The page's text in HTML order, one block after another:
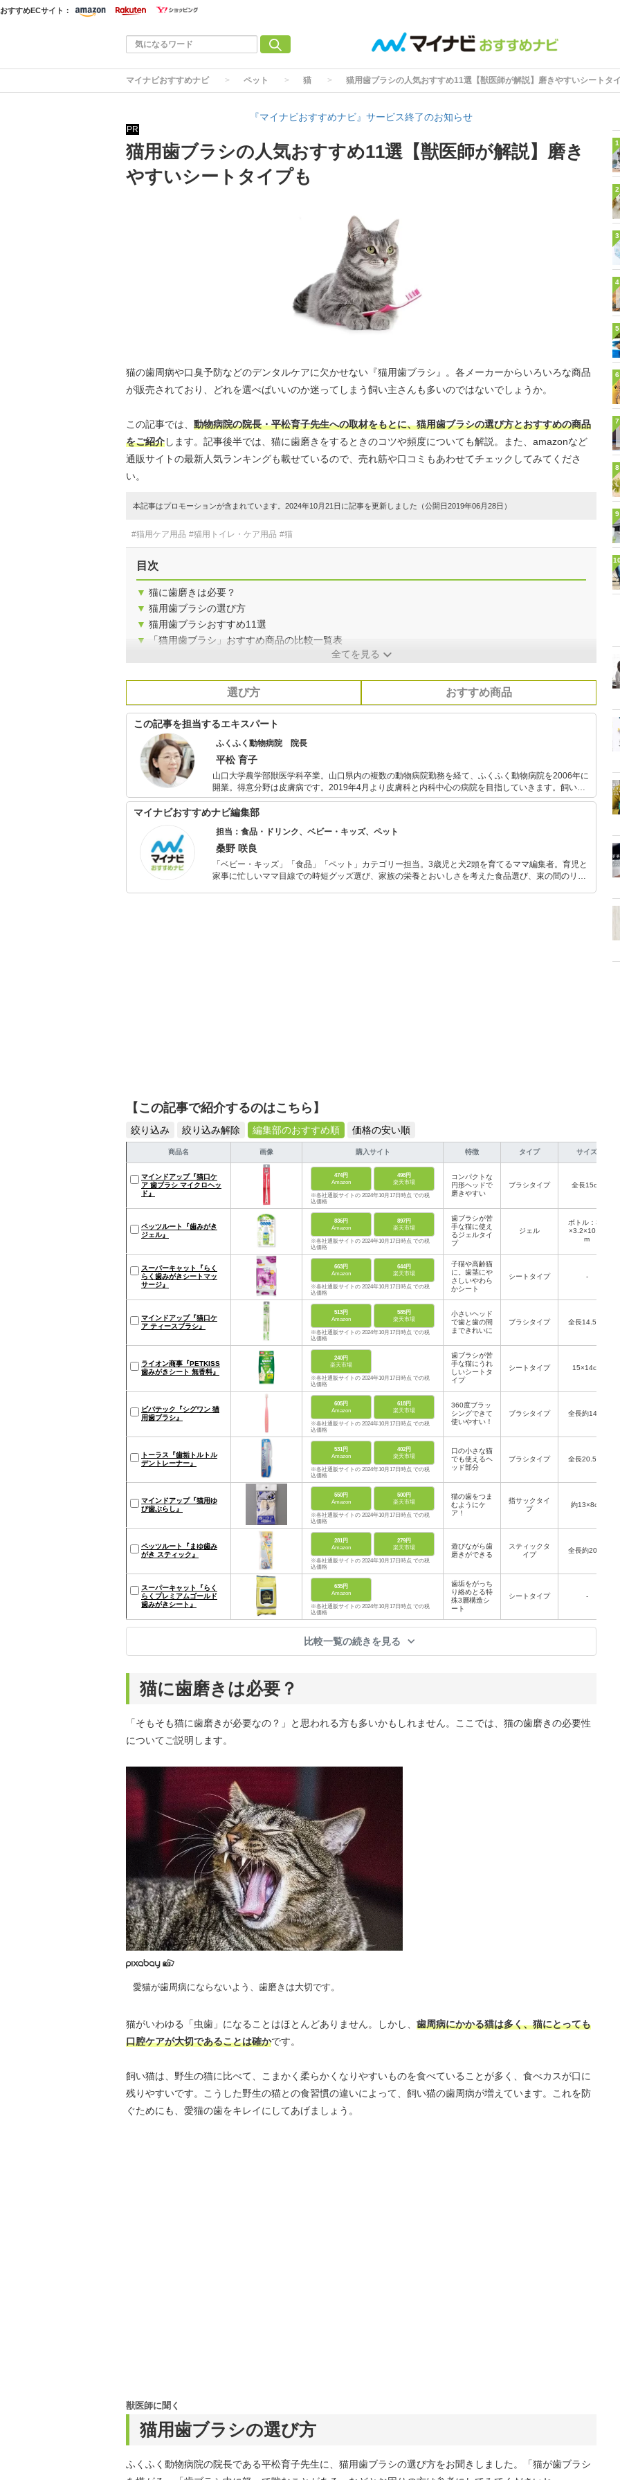
おすすめECサイト：
マイナビおすすめナビ ペット 猫 猫用歯ブラシの人気おすすめ11選【獣医師が解説】磨きやすいシートタ
『マイナビおすすめナビ』サービス終了のお知らせ
PR
猫用歯ブラシの人気おすすめ11選【獣医師が解説】磨き
やすいシートタイプも
猫の歯周病や口臭予防などのデンタルケアに欠かせない『猫用歯ブラシ』。各メーカーからいろいろな商品
が販売されており、どれを選べばいいのか迷ってしまう飼い主さんも多いのではないでしょうか。
この記事では、 動物病院の院長・平松育子先生への取材をもとに、猫用歯ブラシの選び方とおすすめの商品
をご紹介します。記事後半では、猫に歯磨きをするときのコツや頻度についても解説。また、amazonなど
通販サイトの最新人気ランキングも載せているので、売れ筋や口コミもあわせてチェックしてみてくださ
い。
本記事はプロモーションが含まれています。2024年10月21日に記事を更新しました（公開日2019年06月28日）
#猫用ケア用品 #猫用トイレ・ケア用品 #猫
目次
▼ 猫に歯磨きは必要？
▼ 猫用歯ブラシの選び方
▼ 猫用歯ブラシおすすめ11選
▼
「猫用歯ブラシ」おすすめ商品の比較一覧表
全てを見る
選び方 おすすめ商品
この記事を担当するエキスパート
ふくふく動物病院 院長
平松 育子
山口大学農学部獣医学科卒業。山口県内の複数の動物病院勤務を経て、ふくふく動物病院を2006年に
開業。得意分野は皮膚病です。2019年4月より皮膚科と内科中心の病院を目指していきます。飼い主
さまのお話をしっかり伺い、飼い主さまと協力し合いながら治療を進めていくように心がけていま
す。飼い主さまとペットの笑顔につながる診療を心がけています。
マイナビおすすめナビ編集部
担当：食品・ドリンク、ベビー・キッズ、ペット
桑野 咲良
「ベビー・キッズ」「食品」「ペット」カテゴリー担当。3歳児と犬2頭を育てるママ編集者。育児と
家事に忙しいママ目線での時短グッズ選び、家族の栄養とおいしさを考えた食品選び、束の間のリラ
【この記事で紹介するのはこちら】
絞り込み 絞り込み解除 編集部のおすすめ順 価格の安い順
商品名 画像 購入サイト 特徴 タイプ サイズ
マインドアップ『猫口ケ
ア 歯ブラシ マイクロヘッ
ド』
474円
Amazon
498円
楽天市場
※各社通販サイトの 2024年10月17日時点 での税
込価格
コンパクトな
円形ヘッドで
磨きやすい
ブラシタイプ 全長15cm
ペッツルート『歯みがき
ジェル』
836円
Amazon
897円
楽天市場
※各社通販サイトの 2024年10月17日時点 での税
込価格
歯ブラシが苦
手な猫に使え
るジェルタイ
プ
ジェル
ボトル：3.2
×3.2×10.2c
m
スーパーキャット『らく
らく歯みがきシートマッ
サージ』
663円
Amazon
644円
楽天市場
※各社通販サイトの 2024年10月17日時点 での税
込価格
子猫や高齢猫
に。歯茎にや
さしいやわら
かシート
シートタイプ ‐
マインドアップ『猫口ケ
ア ティースブラシ』
513円
Amazon
585円
楽天市場
※各社通販サイトの 2024年10月17日時点 での税
込価格
小さいヘッド
で歯と歯の間
まできれいに
ブラシタイプ 全長14.5cm
ライオン商事『PETKISS
歯みがきシート 無香料』
240円
楽天市場
※各社通販サイトの 2024年10月17日時点 での税
込価格
歯ブラシが苦
手な猫にうれ
しいシートタ
イプ
シートタイプ 15×14cm
ビバテック『シグワン 猫
用歯ブラシ』
605円
Amazon
618円
楽天市場
※各社通販サイトの 2024年10月17日時点 での税
込価格
360度ブラッ
シングできて
使いやすい！
ブラシタイプ 全長約14cm
トーラス『歯垢トルトル
デントレーナー』
531円
Amazon
402円
楽天市場
※各社通販サイトの 2024年10月17日時点 での税
込価格
口の小さな猫
でも使えるヘ
ッド部分
ブラシタイプ 全長20.5cm
マインドアップ『猫用ゆ
び歯ぶらし』
550円
Amazon
500円
楽天市場
※各社通販サイトの 2024年10月17日時点 での税
込価格
猫の歯をつま
むようにケ
ア！
指サックタイ
プ
約13×8cm
ペッツルート『まゆ歯み
がき スティック』
281円
Amazon
279円
楽天市場
※各社通販サイトの 2024年10月17日時点 での税
込価格
遊びながら歯
磨きができる
スティックタ
イプ
全長約20cm
スーパーキャット『らく
らくプレミアムゴールド
歯みがきシート』
635円
Amazon
※各社通販サイトの 2024年10月17日時点 での税
込価格
歯垢をがっち
り絡めとる特
殊3層構造シ
ート
シートタイプ -
比較一覧の続きを見る
猫に歯磨きは必要？
「そもそも猫に歯磨きが必要なの？」と思われる方も多いかもしれません。ここでは、猫の歯磨きの必要性
についてご説明します。
愛猫が歯周病にならないよう、歯磨きは大切です。
猫がいわゆる「虫歯」になることはほとんどありません。しかし、 歯周病にかかる猫は多く、猫にとっても
口腔ケアが大切であることは確かです。
飼い猫は、野生の猫に比べて、こまかく柔らかくなりやすいものを食べていることが多く、食べカスが口に
残りやすいです。こうした野生の猫との食習慣の違いによって、飼い猫の歯周病が増えています。これを防
ぐためにも、愛猫の歯をキレイにしてあげましょう。
猫用歯ブラシの選び方
獣医師に聞く
ふくふく動物病院の院長である平松育子先生に、猫用歯ブラシの選び方をお聞きしました。「猫が歯ブラシ
1
2
3
4
5
6
7
8
9